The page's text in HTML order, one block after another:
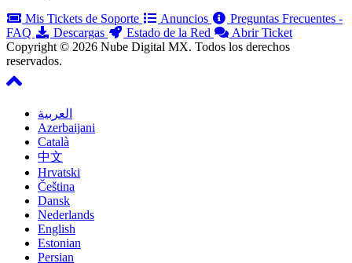
Mis Tickets de Soporte Anuncios
Preguntas Frecuentes -
FAQ
Descargas Estado de la Red
Abrir Ticket
Copyright © 2026 Nube Digital MX. Todos los derechos
reservados.
العربية
Azerbaijani
Català
中文
Hrvatski
Čeština
Dansk
Nederlands
English
Estonian
Persian